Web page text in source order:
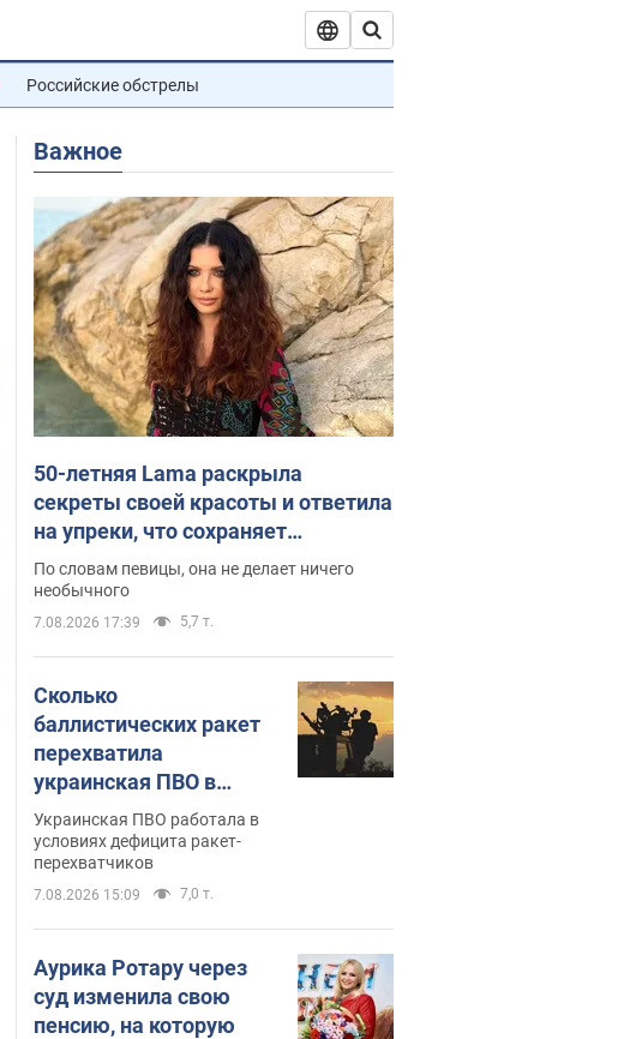
Российские обстрелы
Важное
50-летняя Lama раскрыла
секреты своей красоты и ответила
на упреки, что сохраняет
молодость, ведь у нее нет детей
По словам певицы, она не делает ничего
необычного
7.08.2026 17:39 5,7 т.
Сколько
баллистических ракет
перехватила
украинская ПВО в
июле: в Минобороны
назвали цифру
Украинская ПВО работала в
условиях дефицита ракет-
перехватчиков
7.08.2026 15:09 7,0 т.
Аурика Ротару через
суд изменила свою
пенсию, на которую